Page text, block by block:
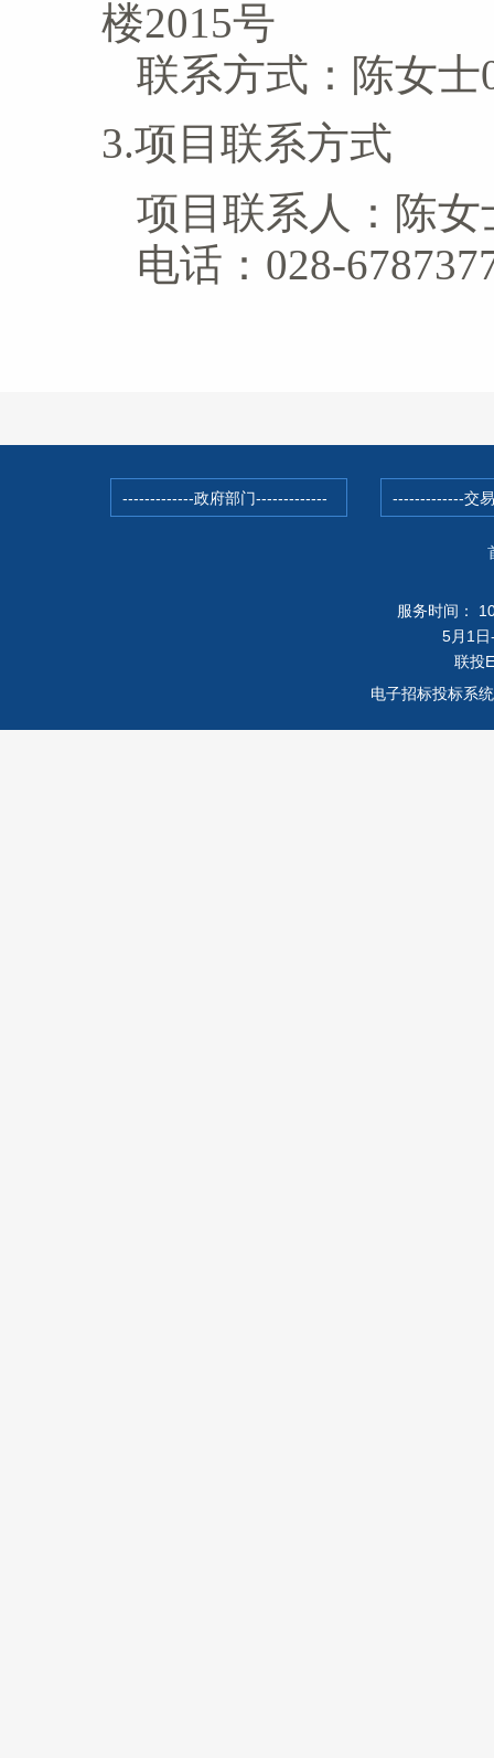
楼2015号
联系方式： 陈女士
3.项目联系方式
项目联系人： 陈女
电话： 028-
服务时间：
5月1
联投
电子招标投标系